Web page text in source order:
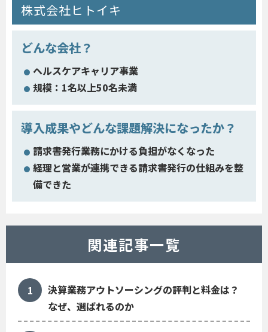
株式会社ヒトイキ
どんな会社？
ヘルスケアキャリア事業
規模：1名以上50名未満
導入成果やどんな課題解決になったか？
請求書発行業務にかける負担がなくなった
経理と営業が連携できる請求書発行の仕組みを整
備できた
関連記事一覧
決算業務アウトソーシングの評判と料金は？
なぜ、選ばれるのか